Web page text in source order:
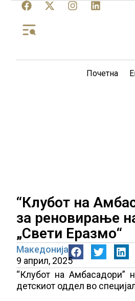
Почетна
“Клубот на
за реновирање
„Свети Еразмо“
Македонија
9 април, 2025
“Клубот на Амбасадори”
детскиот оддел во